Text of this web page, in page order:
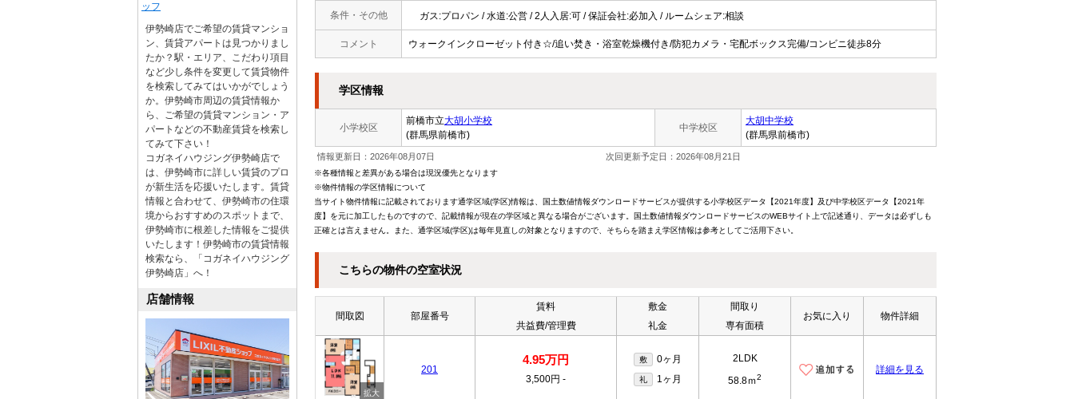
条件・その他 ガス:プロパン / 水道:公営 / 2人入居:可 / 保証会社:必加入 / ルームシェア:相談
コメント ウォークインクローゼット付き☆/追い焚き・浴室乾燥機付き/防犯カメラ・宅配ボックス完備/コンビニ徒歩8分
学区情報
小学校区
前橋市立大胡小学校
(群馬県前橋市)
中学校区
大胡中学校
(群馬県前橋市)
情報更新日：2026年08月07日 次回更新予定日：2026年08月21日
※各種情報と差異がある場合は現況優先となります
※物件情報の学区情報について
当サイト物件情報に記載されております通学区域(学区)情報は、国土数値情報ダウンロードサービスが提供する小学校区データ【2021年度】及び中学校区データ【2021年
度】を元に加工したものですので、記載情報が現在の学区域と異なる場合がございます。国土数値情報ダウンロードサービスのWEBサイト上で記述通り、データは必ずしも
正確とは言えません。また、通学区域(学区)は毎年見直しの対象となりますので、そちらを踏まえ学区情報は参考としてご活用下さい。
こちらの物件の空室状況
間取図 部屋番号
賃料
共益費/管理費
敷金
礼金
間取り
専有面積
お気に入り 物件詳細
201
4.95万円
3,500円 -
敷 0ヶ月
礼 1ヶ月
2LDK
58.8ｍ2
詳細を見る
ッフ
伊勢崎店でご希望の賃貸マンショ
ン、賃貸アパートは見つかりまし
たか？駅・エリア、こだわり項目
など少し条件を変更して賃貸物件
を検索してみてはいかがでしょう
か。伊勢崎市周辺の賃貸情報か
ら、ご希望の賃貸マンション・ア
パートなどの不動産賃貸を検索し
てみて下さい！
コガネイハウジング伊勢崎店で
は、伊勢崎市に詳しい賃貸のプロ
が新生活を応援いたします。賃貸
情報と合わせて、伊勢崎市の住環
境からおすすめのスポットまで、
伊勢崎市に根差した情報をご提供
いたします！伊勢崎市の賃貸情報
検索なら、「コガネイハウジング
伊勢崎店」へ！
店舗情報